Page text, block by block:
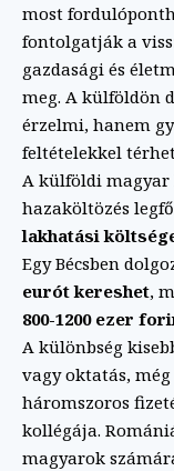
most
fontolgatják a
gazdasági és
meg. A külföldön
érzelmi, hanem
feltételekkel
A külföldi magyar
hazaköltözés
lakhatási
Egy Bécsben
eurót kereshet,
800-1200 ezer
A különbség
vagy oktatás,
háromszoros
kollégája.
magyarok